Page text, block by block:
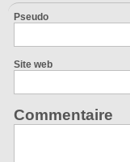
Pseudo
Site web
Commentaire